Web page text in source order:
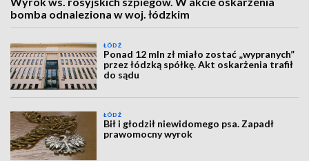
bomba odnaleziona w woj. łódzkim
ŁÓDŹ
Ponad 12 mln zł miało zostać „wypranych”
przez łódzką spółkę. Akt oskarżenia trafił
do sądu
ŁÓDŹ
Bił i głodził niewidomego psa. Zapadł
prawomocny wyrok